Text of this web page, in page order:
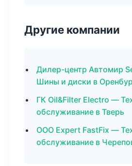
Другие компании
Дилер-центр Автомир
Шины и диски в
ГК Oil&Filter Electro —
обслуживание в Тверь
ООО Expert FastFix —
обслуживание в